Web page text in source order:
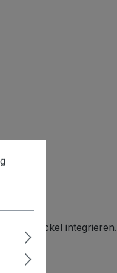
im Deckel integrieren.